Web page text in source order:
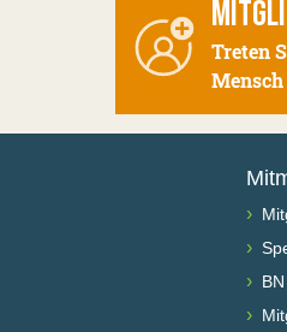
Treten
›
›
›
›